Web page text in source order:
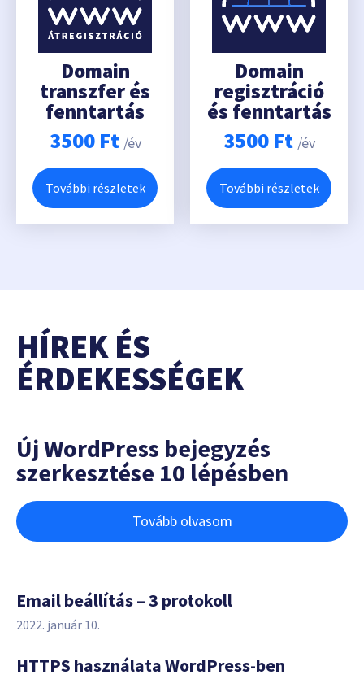
Domain
transzfer és
fenntartás
3500 Ft /év
További részletek
Domain
regisztráció
és fenntartás
3500 Ft /év
További részletek
HÍREK ÉS
ÉRDEKESSÉGEK
Új WordPress bejegyzés
szerkesztése 10 lépésben
Tovább olvasom
Email beállítás – 3 protokoll
2022. január 10.
HTTPS használata WordPress-ben